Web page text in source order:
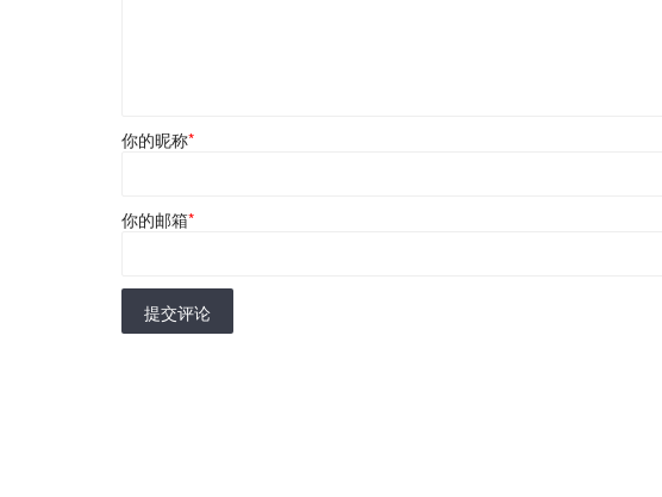
你的昵称*
你的邮箱*
提交评论